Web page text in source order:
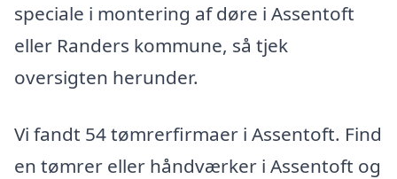
speciale i montering af døre i Assentoft
eller Randers kommune, så tjek
oversigten herunder.
Vi fandt 54 tømrerfirmaer i Assentoft. Find
en tømrer eller håndværker i Assentoft og